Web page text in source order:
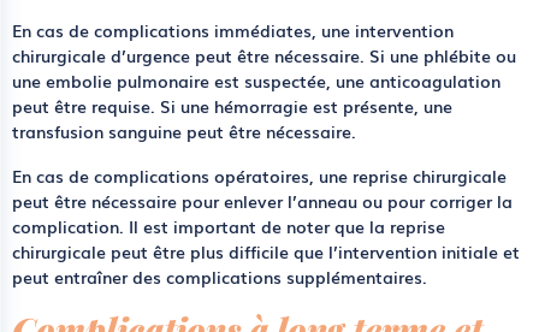
En cas de complications immédiates, une intervention
chirurgicale d’urgence peut être nécessaire. Si une phlébite ou
une embolie pulmonaire est suspectée, une anticoagulation
peut être requise. Si une hémorragie est présente, une
transfusion sanguine peut être nécessaire.
En cas de complications opératoires, une reprise chirurgicale
peut être nécessaire pour enlever l’anneau ou pour corriger la
complication. Il est important de noter que la reprise
chirurgicale peut être plus difficile que l’intervention initiale et
peut entraîner des complications supplémentaires.